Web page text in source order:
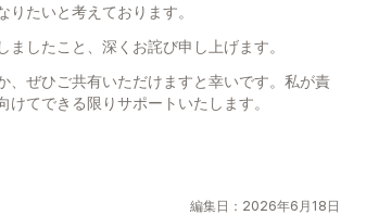
たいと考えております。
したこと、深くお詫び申し上げます。
、ぜひご共有いただけますと幸いです。私が責
てできる限りサポートいたします。
編集日：2026年6月18日